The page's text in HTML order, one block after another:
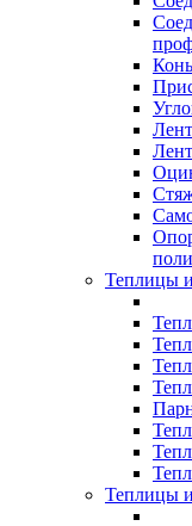
Теплицы
Теплицы